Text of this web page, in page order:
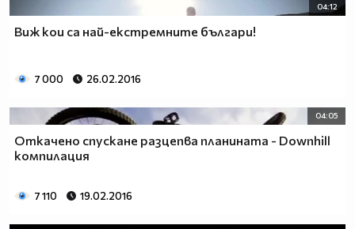
04:12
Виж кои са най-екстремните българи!
7 000 26.02.2016
04:05
Откачено спускане разцепва планината - Downhill
компилация
7 110 19.02.2016